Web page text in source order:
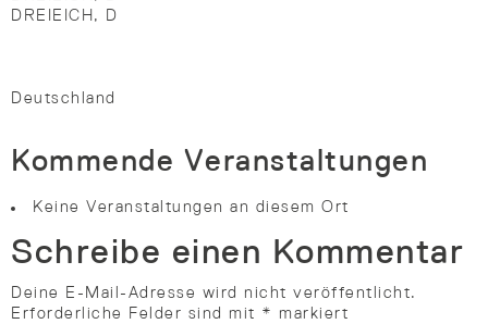
DREIEICH, D
Deutschland
Kommende Veranstaltungen
Keine Veranstaltungen an diesem Ort
Schreibe einen Kommentar
Deine E-Mail-Adresse wird nicht veröffentlicht.
Erforderliche Felder sind mit * markiert